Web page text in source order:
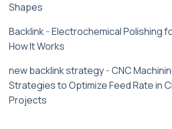
Shapes
Backlink-Electrochemical Polishing
How It Works
new backlink strategy-CNC
Strategies to Optimize Feed Rate in
Projects